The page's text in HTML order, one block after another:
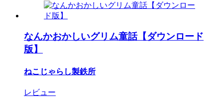
なんかおかしいグリム童話【ダウンロード
版】
ねこじゃらし製鉄所
レビュー